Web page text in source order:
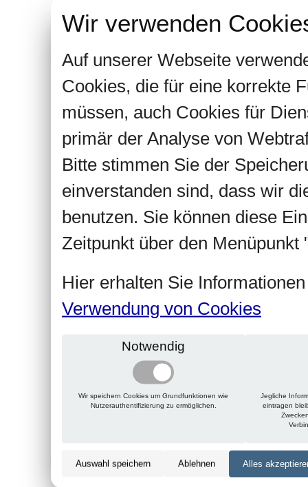
Wir verwenden
Auf unserer Webseite
Cookies, die für eine korrekte
müssen, auch Cookies für
primär der Analyse von
Bitte stimmen Sie der
einverstanden sind, dass wir
benutzen. Sie können diese
Zeitpunkt über den Menüpunkt
Hier erhalten Sie
Verwendung von Cookies
Notwendig
Wir speichern Cookies um Grundfunktionen wie
Nutzerauthentifizierung zu ermöglichen.
Jegliche
eintragen
Auswahl speichern Ablehnen Alles